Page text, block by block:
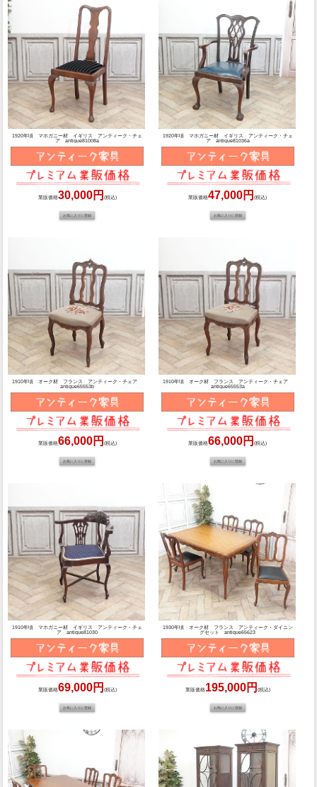
1920年頃 マホガニー材 イギリス アンティーク・チェ
ア antique81008a
業販価格30,000円 (税込)
1920年頃 マホガニー材 イギリス アンティーク・チェ
ア antique81036a
業販価格47,000円(税込)
1910年頃 オーク材 フランス アンティーク・チェア
antique65553b
業販価格66,000円 (税込)
1910年頃 オーク材 フランス アンティーク・チェア
antique65553a
業販価格66,000円(税込)
1910年頃 マホガニー材 イギリス アンティーク・チェ
ア antique81030
業販価格69,000円 (税込)
1930年頃 オーク材 フランス アンティーク・ダイニン
グセット antique65623
業販価格195,000円 (税込)